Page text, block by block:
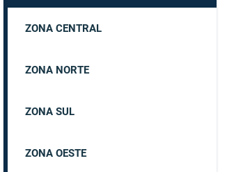
ZONA CENTRAL
ZONA NORTE
ZONA SUL
ZONA OESTE